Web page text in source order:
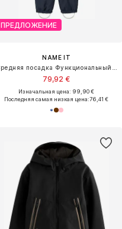
ПРЕДЛОЖЕНИЕ
NAME IT
79,92 €
Изначальная цена: 99,90 €
Последняя самая низкая цена:76,41 €